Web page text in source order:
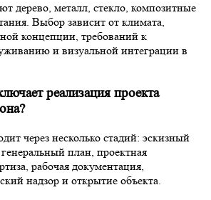
дерево, металл, стекло, композитные
Выбор зависит от климата,
концепции, требований к
и визуальной интеграции в
реализация проекта
через несколько стадий: эскизный
план, проектная
рабочая документация,
надзор и открытие объекта.